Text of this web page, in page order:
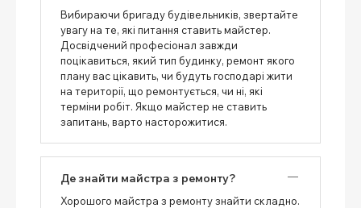
Вибираючи бригаду будівельників, звертайте
увагу на те, які питання ставить майстер.
Досвідчений професіонал завжди
поцікавиться, який тип будинку, ремонт якого
плану вас цікавить, чи будуть господарі жити
на території, що ремонтується, чи ні, які
терміни робіт. Якщо майстер не ставить
запитань, варто насторожитися.
Де знайти майстра з ремонту?
Хорошого майстра з ремонту знайти складно.